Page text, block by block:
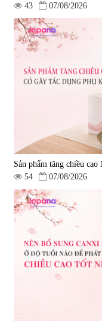
43 07/08/2026
Sản phẩm tăng chiều
54
07/08/2026